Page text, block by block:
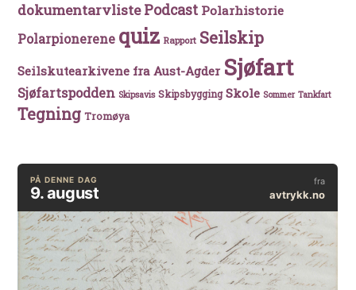
dokumentarvlistePodcast Polarhistorie
Polarpionerene quiz Rapport Seilskip
Seilskutearkivene fra Aust-Agder Sjøfart
Sjøfartspodden Skipsavis Skipsbygging Skole Sommer Tankfart
Tegning Tromøya